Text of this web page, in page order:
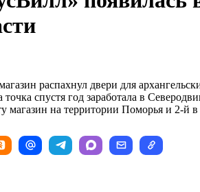
распахнул двери для
спустя год заработала в
магазин на территории Поморья и 2-й